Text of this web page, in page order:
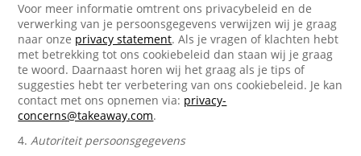
Voor meer informatie omtrent ons privacybeleid en de
verwerking van je persoonsgegevens verwijzen wij je graag
naar onze privacy statement. Als je vragen of klachten hebt
met betrekking tot ons cookiebeleid dan staan wij je graag
te woord. Daarnaast horen wij het graag als je tips of
suggesties hebt ter verbetering van ons cookiebeleid. Je kan
contact met ons opnemen via: privacy-
concerns@takeaway.com.
4.Autoriteit persoonsgegevens